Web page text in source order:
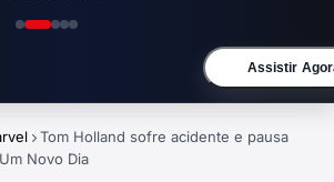
Assistir
Tom Holland sofre acidente e pausa
Novo Dia